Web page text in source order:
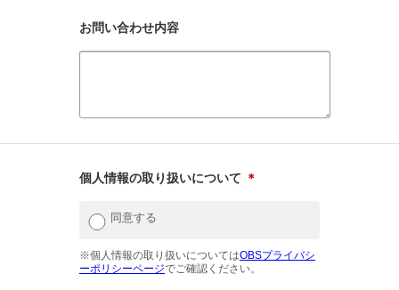
お問い合わせ内容
個人情報の取り扱いについて ＊
同意する
※個人情報の取り扱いについてはOBSプライバシ
ーポリシーページでご確認ください。